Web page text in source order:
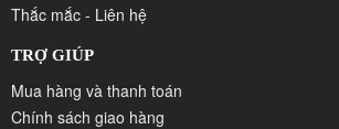
Thắc mắc - Liên hệ
TRỢ GIÚP
Mua hàng và thanh toán
Chính sách giao hàng